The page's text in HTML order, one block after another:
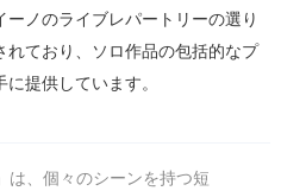
ノのライブレパートリーの選り
れており、ソロ作品の包括的なプ
提供しています。
は、個々のシーンを持つ短